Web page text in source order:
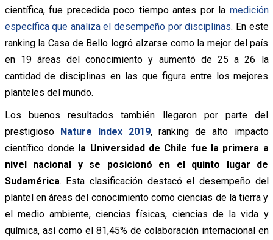
científica, fue precedida poco tiempo antes por la medición
específica que analiza el desempeño por disciplinas. En este
ranking la Casa de Bello logró alzarse como la mejor del país
en 19 áreas del conocimiento y aumentó de 25 a 26 la
cantidad de disciplinas en las que figura entre los mejores
planteles del mundo.
Los buenos resultados también llegaron por parte del
prestigioso Nature Index 2019, ranking de alto impacto
científico donde la Universidad de Chile fue la primera a
nivel nacional y se posicionó en el quinto lugar de
Sudamérica. Esta clasificación destacó el desempeño del
plantel en áreas del conocimiento como ciencias de la tierra y
el medio ambiente, ciencias físicas, ciencias de la vida y
química, así como el 81,45% de colaboración internacional en